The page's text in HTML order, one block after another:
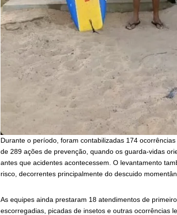
Durante o período, foram contabilizadas 174
de 289 ações de prevenção, quando os guarda-vidas
antes que acidentes acontecessem. O levantamento
risco, decorrentes principalmente do descuido
As equipes ainda prestaram 18 atendimentos de
escorregadias, picadas de insetos e outras ocorrências